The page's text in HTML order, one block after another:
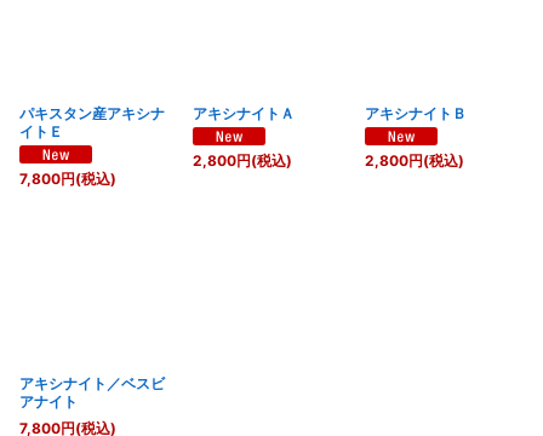
パキスタン産アキシナ
イトＥ
7,800円(税込)
アキシナイトＡ
2,800円(税込)
アキシナイトＢ
2,800円(税込)
アキシナイト／ベスビ
アナイト
7,800円(税込)